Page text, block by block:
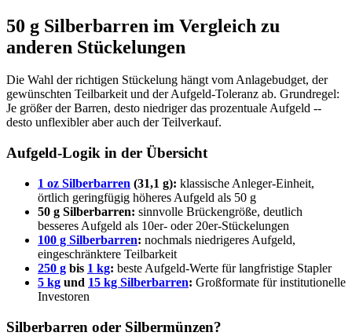
50 g Silberbarren im Vergleich zu
anderen Stückelungen
Die Wahl der richtigen Stückelung hängt vom Anlagebudget, der
gewünschten Teilbarkeit und der Aufgeld-Toleranz ab. Grundregel:
Je größer der Barren, desto niedriger das prozentuale Aufgeld --
desto unflexibler aber auch der Teilverkauf.
Aufgeld-Logik in der Übersicht
1 oz Silberbarren (31,1 g): klassische Anleger-Einheit,
örtlich geringfügig höheres Aufgeld als 50 g
50 g Silberbarren: sinnvolle Brückengröße, deutlich
besseres Aufgeld als 10er- oder 20er-Stückelungen
100 g Silberbarren: nochmals niedrigeres Aufgeld,
eingeschränktere Teilbarkeit
250 g bis 1 kg: beste Aufgeld-Werte für langfristige Stapler
5 kg und 15 kg Silberbarren: Großformate für institutionelle
Investoren
Silberbarren oder Silbermünzen?